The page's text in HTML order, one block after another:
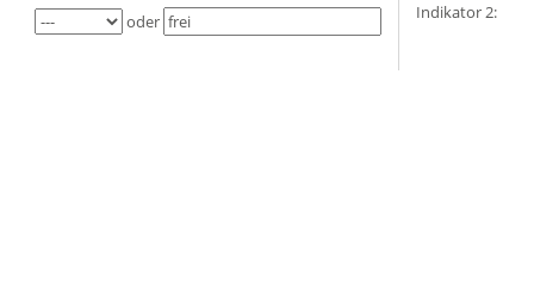
oder
Indikator 2: